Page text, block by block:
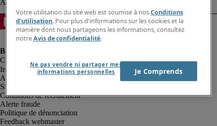
Informations sur la société
Avis de confidentialité
Site web et cookies
Conditions de recrutement
Alerte fraude
Politique de dénonciation
Feedback webmaster
Votre utilisation du site web est soumise à nosConditions
d'utilisation. Pour plus d'informations sur les cookies et la
manière dont nous partageons les informations, consultez
notreAvis de confidentialité.
Ne pas vendre ni partager mes
informations personnelles
Je Comprends